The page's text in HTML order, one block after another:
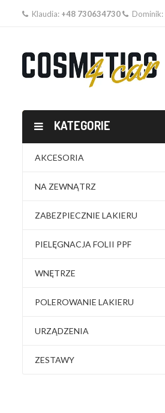
Klaudia: +48 730634730 Dominik:
KATEGORIE
AKCESORIA
NA ZEWNĄTRZ
ZABEZPIECZNIE LAKIERU
PIELĘGNACJA FOLII PPF
WNĘTRZE
POLEROWANIE LAKIERU
URZĄDZENIA
ZESTAWY